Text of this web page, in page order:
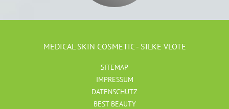
MEDICAL SKIN COSMETIC - SILKE VLOTE
SITEMAP
IMPRESSUM
DATENSCHUTZ
BEST BEAUTY